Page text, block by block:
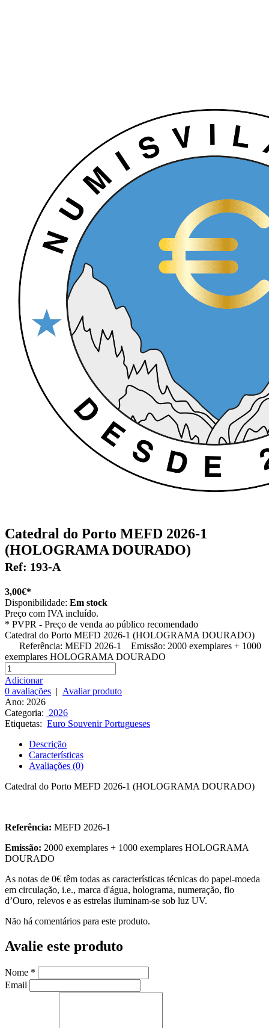
Catedral do Porto MEFD 2026-1
(HOLOGRAMA DOURADO)
Ref: 193-A
3,00€*
Disponibilidade: Em stock
Preço com IVA incluído.
* PVPR - Preço de venda ao público recomendado
Catedral do Porto MEFD 2026-1 (HOLOGRAMA DOURADO)
Referência: MEFD 2026-1 Emissão: 2000 exemplares + 1000
exemplares HOLOGRAMA DOURADO
Adicionar
0 avaliações | Avaliar produto
Ano: 2026
Categoria: 2026
Etiquetas: Euro Souvenir Portugueses
Descrição
Características
Avaliações (0)
Catedral do Porto MEFD 2026-1 (HOLOGRAMA DOURADO)
Referência: MEFD 2026-1
Emissão: 2000 exemplares + 1000 exemplares HOLOGRAMA
DOURADO
As notas de 0€ têm todas as características técnicas do papel-moeda
em circulação, i.e., marca d'água, holograma, numeração, fio
d’Ouro, relevos e as estrelas iluminam-se sob luz UV.
Não há comentários para este produto.
Avalie este produto
Nome *
Email